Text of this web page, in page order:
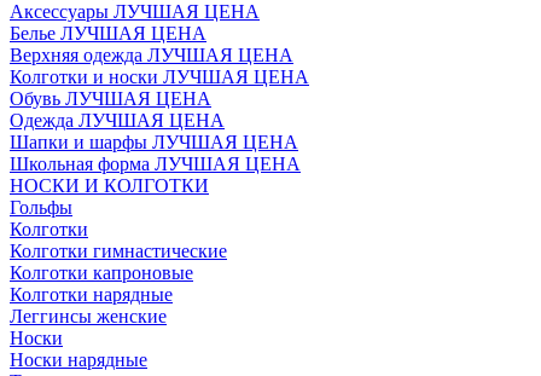
Аксессуары ЛУЧШАЯ ЦЕНА
Белье ЛУЧШАЯ ЦЕНА
Верхняя одежда ЛУЧШАЯ ЦЕНА
Колготки и носки ЛУЧШАЯ ЦЕНА
Обувь ЛУЧШАЯ ЦЕНА
Одежда ЛУЧШАЯ ЦЕНА
Шапки и шарфы ЛУЧШАЯ ЦЕНА
Школьная форма ЛУЧШАЯ ЦЕНА
НОСКИ И КОЛГОТКИ
Гольфы
Колготки
Колготки гимнастические
Колготки капроновые
Колготки нарядные
Леггинсы женские
Носки
Носки нарядные